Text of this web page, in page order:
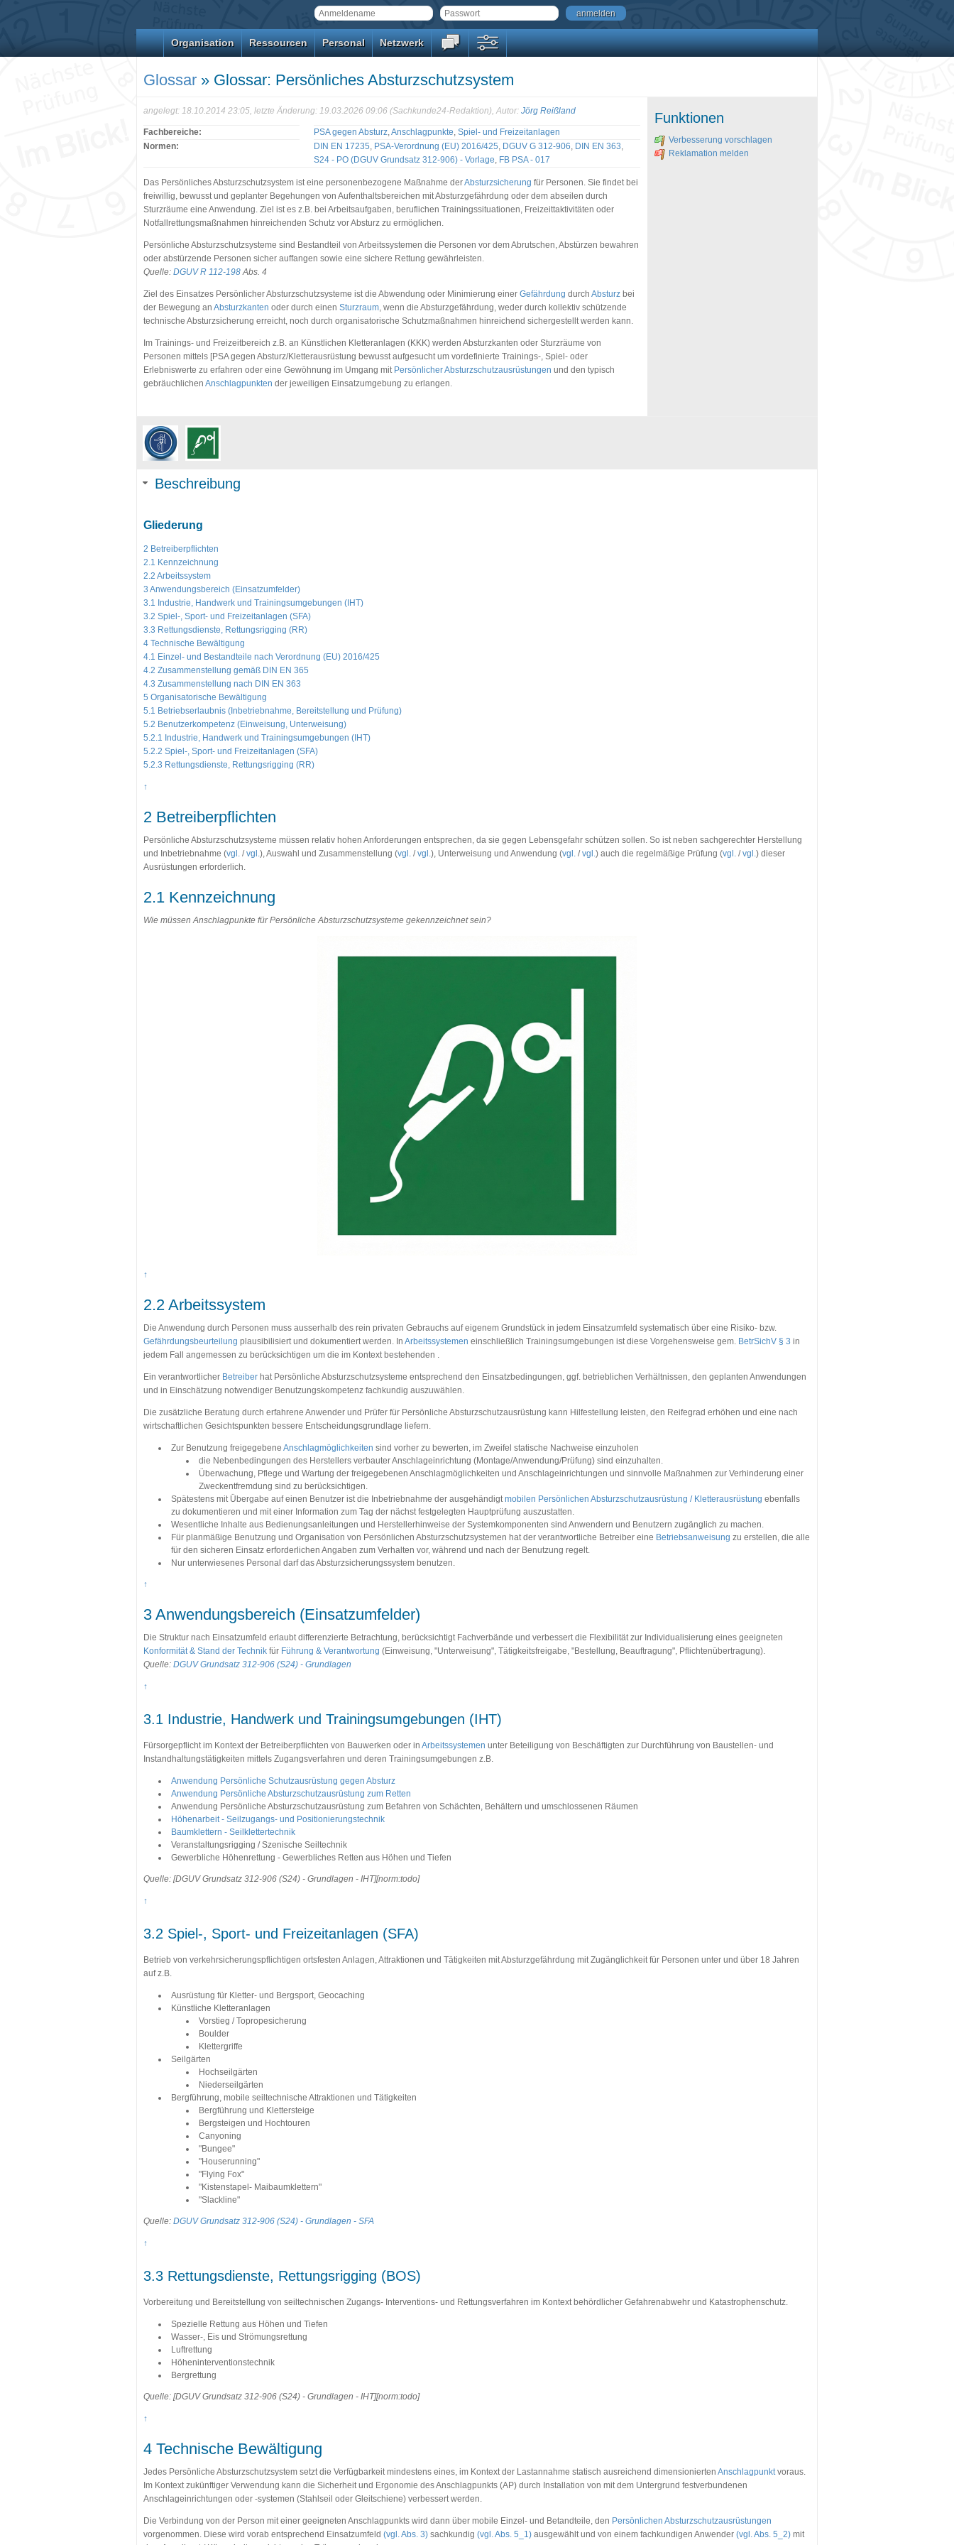
anmelden
Organisation Ressourcen Personal Netzwerk
Glossar » Glossar: Persönliches Absturzschutzsystem
angelegt: 18.10.2014 23:05, letzte Änderung: 19.03.2026 09:06 (Sachkunde24-Redaktion), Autor: Jörg Reißland
Fachbereiche: PSA gegen Absturz,Anschlagpunkte, Spiel- und Freizeitanlagen
Normen:
DIN EN 17235, PSA-Verordnung (EU) 2016/425, DGUV G 312-906, DIN EN 363,
S24 - PO (DGUV Grundsatz 312-906) - Vorlage, FB PSA - 017
Das Persönliches Absturzschutzsystem ist eine personenbezogene Maßnahme derAbsturzsicherung für Personen. Sie findet bei
freiwillig, bewusst und geplanter Begehungen von Aufenthaltsbereichen mit Absturzgefährdung oder dem abseilen durch
Sturzräume eine Anwendung. Ziel ist es z.B. bei Arbeitsaufgaben, beruflichen Trainingssituationen, Freizeittaktivitäten oder
Notfallrettungsmaßnahmen hinreichenden Schutz vor Absturz zu ermöglichen.
Persönliche Absturzschutzsysteme sind Bestandteil von Arbeitssystemen die Personen vor dem Abrutschen, Abstürzen bewahren
oder abstürzende Personen sicher auffangen sowie eine sichere Rettung gewährleisten.
Quelle: DGUV R 112-198Abs. 4
Ziel des Einsatzes Persönlicher Absturzschutzsysteme ist die Abwendung oder Minimierung einer Gefährdung durch Absturz bei
der Bewegung an Absturzkanten oder durch einen Sturzraum, wenn die Absturzgefährdung, weder durch kollektiv schützende
technische Absturzsicherung erreicht, noch durch organisatorische Schutzmaßnahmen hinreichend sichergestellt werden kann.
Im Trainings- und Freizeitbereich z.B. an Künstlichen Kletteranlagen (KKK) werden Absturzkanten oder Sturzräume von
Personen mittels [PSA gegen Absturz/Kletterausrüstung bewusst aufgesucht um vordefinierte Trainings-, Spiel- oder
Erlebniswerte zu erfahren oder eine Gewöhnung im Umgang mit Persönlicher Absturzschutzausrüstungen und den typisch
gebräuchlichen Anschlagpunkten der jeweiligen Einsatzumgebung zu erlangen.
Funktionen
Verbesserung vorschlagen
Reklamation melden
Beschreibung
Gliederung
2 Betreiberpflichten
2.1 Kennzeichnung
2.2 Arbeitssystem
3 Anwendungsbereich (Einsatzumfelder)
3.1 Industrie, Handwerk und Trainingsumgebungen (IHT)
3.2 Spiel-, Sport- und Freizeitanlagen (SFA)
3.3 Rettungsdienste, Rettungsrigging (RR)
4 Technische Bewältigung
4.1 Einzel- und Bestandteile nach Verordnung (EU) 2016/425
4.2 Zusammenstellung gemäß DIN EN 365
4.3 Zusammenstellung nach DIN EN 363
5 Organisatorische Bewältigung
5.1 Betriebserlaubnis (Inbetriebnahme, Bereitstellung und Prüfung)
5.2 Benutzerkompetenz (Einweisung, Unterweisung)
5.2.1 Industrie, Handwerk und Trainingsumgebungen (IHT)
5.2.2 Spiel-, Sport- und Freizeitanlagen (SFA)
5.2.3 Rettungsdienste, Rettungsrigging (RR)
↑
2 Betreiberpflichten
Persönliche Absturzschutzsysteme müssen relativ hohen Anforderungen entsprechen, da sie gegen Lebensgefahr schützen sollen. So ist neben sachgerechter Herstellung
und Inbetriebnahme (vgl. /vgl.), Auswahl und Zusammenstellung (vgl. /vgl.), Unterweisung und Anwendung (vgl. /vgl.) auch die regelmäßige Prüfung (vgl. /vgl.) dieser
Ausrüstungen erforderlich.
2.1 Kennzeichnung
Wie müssen Anschlagpunkte für Persönliche Absturzschutzsysteme gekennzeichnet sein?
↑
2.2 Arbeitssystem
Die Anwendung durch Personen muss ausserhalb des rein privaten Gebrauchs auf eigenem Grundstück in jedem Einsatzumfeld systematisch über eine Risiko- bzw.
Gefährdungsbeurteilung plausibilisiert und dokumentiert werden. In Arbeitssystemen einschließlich Trainingsumgebungen ist diese Vorgehensweise gem. BetrSichV § 3 in
jedem Fall angemessen zu berücksichtigen um die im Kontext bestehenden .
Ein verantwortlicher Betreiber hat Persönliche Absturzschutzsysteme entsprechend den Einsatzbedingungen, ggf. betrieblichen Verhältnissen, den geplanten Anwendungen
und in Einschätzung notwendiger Benutzungskompetenz fachkundig auszuwählen.
Die zusätzliche Beratung durch erfahrene Anwender und Prüfer für Persönliche Absturzschutzausrüstung kann Hilfestellung leisten, den Reifegrad erhöhen und eine nach
wirtschaftlichen Gesichtspunkten bessere Entscheidungsgrundlage liefern.
Zur Benutzung freigegebene Anschlagmöglichkeiten sind vorher zu bewerten, im Zweifel statische Nachweise einzuholen
die Nebenbedingungen des Herstellers verbauter Anschlageinrichtung (Montage/Anwendung/Prüfung) sind einzuhalten.
Überwachung, Pflege und Wartung der freigegebenen Anschlagmöglichkeiten und Anschlageinrichtungen und sinnvolle Maßnahmen zur Verhinderung einer
Zweckentfremdung sind zu berücksichtigen.
Spätestens mit Übergabe auf einen Benutzer ist die Inbetriebnahme der ausgehändigtmobilen Persönlichen Absturzschutzausrüstung / Kletterausrüstung ebenfalls
zu dokumentieren und mit einer Information zum Tag der nächst festgelegten Hauptprüfung auszustatten.
Wesentliche Inhalte aus Bedienungsanleitungen und Herstellerhinweise der Systemkomponenten sind Anwendern und Benutzern zugänglich zu machen.
Für planmäßige Benutzung und Organisation von Persönlichen Absturzschutzsystemen hat der verantwortliche Betreiber eine Betriebsanweisung zu erstellen, die alle
für den sicheren Einsatz erforderlichen Angaben zum Verhalten vor, während und nach der Benutzung regelt.
Nur unterwiesenes Personal darf das Absturzsicherungssystem benutzen.
↑
3 Anwendungsbereich (Einsatzumfelder)
Die Struktur nach Einsatzumfeld erlaubt differenzierte Betrachtung, berücksichtigt Fachverbände und verbessert die Flexibilität zur Individualisierung eines geeigneten
Konformität & Stand der Technik für Führung & Verantwortung (Einweisung, "Unterweisung", Tätigkeitsfreigabe, "Bestellung, Beauftragung", Pflichtenübertragung).
Quelle: DGUV Grundsatz 312-906 (S24) - Grundlagen
↑
3.1 Industrie, Handwerk und Trainingsumgebungen (IHT)
Fürsorgepflicht im Kontext der Betreiberpflichten von Bauwerken oder in Arbeitssystemen unter Beteiligung von Beschäftigten zur Durchführung von Baustellen- und
Instandhaltungstätigkeiten mittels Zugangsverfahren und deren Trainingsumgebungen z.B.
Anwendung Persönliche Schutzausrüstung gegen Absturz
Anwendung Persönliche Absturzschutzausrüstung zum Retten
Anwendung Persönliche Absturzschutzausrüstung zum Befahren von Schächten, Behältern und umschlossenen Räumen
Höhenarbeit - Seilzugangs- und Positionierungstechnik
Baumklettern - Seilklettertechnik
Veranstaltungsrigging / Szenische Seiltechnik
Gewerbliche Höhenrettung - Gewerbliches Retten aus Höhen und Tiefen
Quelle: [DGUV Grundsatz 312-906 (S24) - Grundlagen - IHT][norm:todo]
↑
3.2 Spiel-, Sport- und Freizeitanlagen (SFA)
Betrieb von verkehrsicherungspflichtigen ortsfesten Anlagen, Attraktionen und Tätigkeiten mit Absturzgefährdung mit Zugänglichkeit für Personen unter und über 18 Jahren
auf z.B.
Ausrüstung für Kletter- und Bergsport, Geocaching
Künstliche Kletteranlagen
Vorstieg / Topropesicherung
Boulder
Klettergriffe
Seilgärten
Hochseilgärten
Niederseilgärten
Bergführung, mobile seiltechnische Attraktionen und Tätigkeiten
Bergführung und Klettersteige
Bergsteigen und Hochtouren
Canyoning
"Bungee"
"Houserunning"
"Flying Fox"
"Kistenstapel- Maibaumklettern"
"Slackline"
Quelle: DGUV Grundsatz 312-906 (S24) - Grundlagen - SFA
↑
3.3 Rettungsdienste, Rettungsrigging (BOS)
Vorbereitung und Bereitstellung von seiltechnischen Zugangs- Interventions- und Rettungsverfahren im Kontext behördlicher Gefahrenabwehr und Katastrophenschutz.
Spezielle Rettung aus Höhen und Tiefen
Wasser-, Eis und Strömungsrettung
Luftrettung
Höheninterventionstechnik
Bergrettung
Quelle: [DGUV Grundsatz 312-906 (S24) - Grundlagen - IHT][norm:todo]
↑
4 Technische Bewältigung
Jedes Persönliche Absturzschutzsystem setzt die Verfügbarkeit mindestens eines, im Kontext der Lastannahme statisch ausreichend dimensionierten Anschlagpunktvoraus.
Im Kontext zukünftiger Verwendung kann die Sicherheit und Ergonomie des Anschlagpunkts (AP) durch Installation von mit dem Untergrund festverbundenen
Anschlageinrichtungen oder -systemen (Stahlseil oder Gleitschiene) verbessert werden.
Die Verbindung von der Person mit einer geeigneten Anschlagpunkts wird dann über mobile Einzel- und Betandteile, den Persönlichen Absturzschutzausrüstungen
vorgenommen. Diese wird vorab entsprechend Einsatzumfeld (vgl. Abs. 3) sachkundig (vgl. Abs. 5_1) ausgewählt und von einem fachkundigen Anwender (vgl. Abs. 5_2) mit